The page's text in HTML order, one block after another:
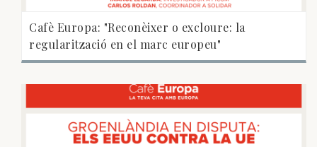
Cafè Europa: "Reconèixer o excloure: la
regularització en el marc europeu"